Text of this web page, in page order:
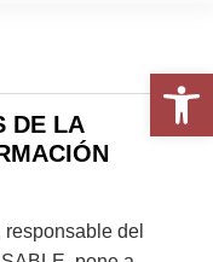
Abrir
DE LA
del